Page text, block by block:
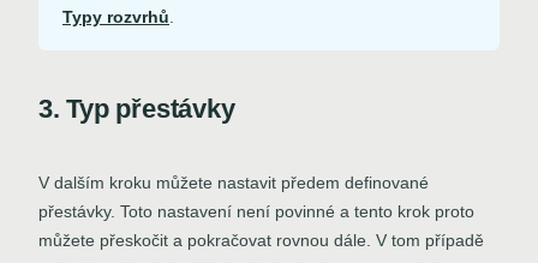
Typy rozvrhů
3. Typ přestávky
V dalším kroku můžete nastavit předem definované
přestávky. Toto nastavení není povinné a tento krok proto
můžete přeskočit a pokračovat rovnou dále. V tom případě